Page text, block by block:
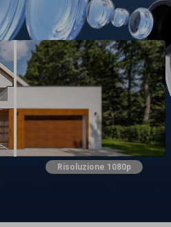
Risoluzione 1080p